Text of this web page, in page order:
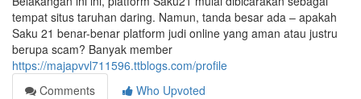
tempat situs taruhan daring. Namun, tanda besar ada – apakah
Saku 21 benar-benar platform judi online yang aman atau justru
berupa scam? Banyak member
https://majapvvl711596.ttblogs.com/profile
Comments
Who Upvoted